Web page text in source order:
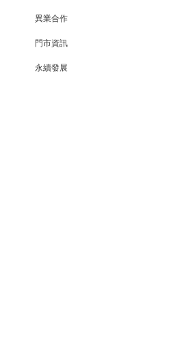
異業合作
門市資訊
永續發展